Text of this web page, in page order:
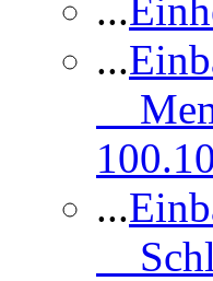
...
...
...